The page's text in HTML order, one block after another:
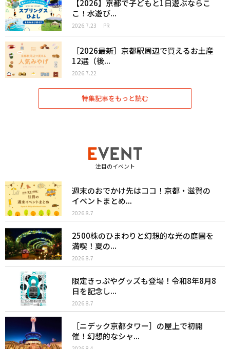
【2026】京都で子どもと1日遊ぶならこ
こ！水遊び...
2026.7.23 PR
［2026最新］京都駅周辺で買えるお土産
12選（後...
2026.7.22
特集記事をもっと読む
注目のイベント
週末のおでかけ先はココ！京都・滋賀の
イベントまとめ...
2026.8.7
2500株のひまわりと幻想的な光の庭園を
満喫！夏の...
2026.8.7
限定きっぷやグッズも登場！令和8年8月8
日を記念し...
2026.8.7
［ニデック京都タワー］の屋上で初開
催！幻想的なシャ...